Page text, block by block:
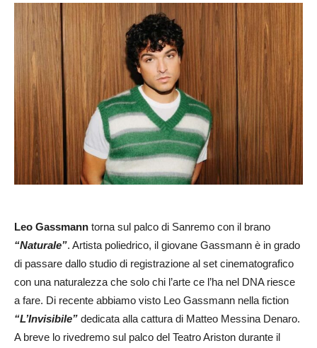
Leo Gassmann torna sul palco di Sanremo con il brano
“Naturale”. Artista poliedrico, il giovane Gassmann è in grado
di passare dallo studio di registrazione al set cinematografico
con una naturalezza che solo chi l’arte ce l’ha nel DNA riesce
a fare. Di recente abbiamo visto Leo Gassmann nella fiction
“L’Invisibile” dedicata alla cattura di Matteo Messina Denaro.
A breve lo rivedremo sul palco del Teatro Ariston durante il